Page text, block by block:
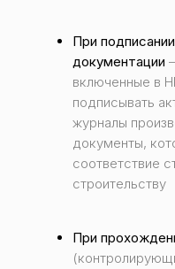
При
документации
включенные в
подписывать
журналы
документы,
соответствие
строительству
При